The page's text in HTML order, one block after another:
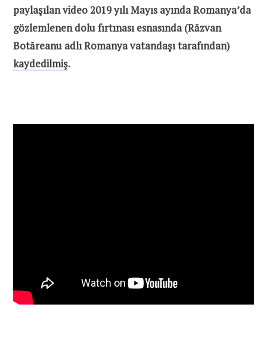
paylaşılan video 2019 yılı Mayıs ayında Romanya’da
gözlemlenen dolu fırtınası esnasında (Răzvan
Botăreanu adlı Romanya vatandaşı tarafından)
kaydedilmiş.